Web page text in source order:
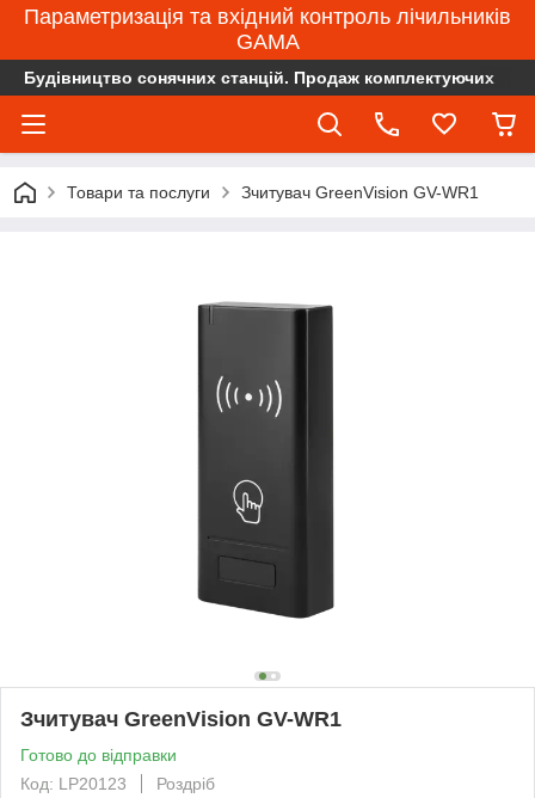
Параметризація та вхідний контроль лічильників
GAMA
Будівництво сонячних станцій. Продаж комплектуючих
Товари та послуги Зчитувач GreenVision GV-WR1
Зчитувач GreenVision GV-WR1
Готово до відправки
Код: LP20123
Роздріб